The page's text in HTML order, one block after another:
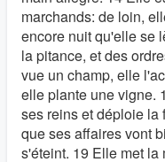
marchands: de loin,
encore nuit qu'elle se
la pitance, et des
vue un champ, elle
elle plante une vigne.
ses reins et déploie la
que ses affaires vont
s'éteint. 19 Elle met